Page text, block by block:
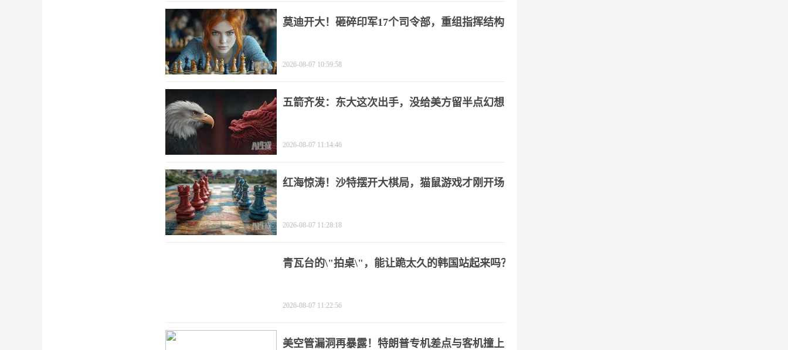
莫迪开大！砸碎印军17个司令部，重组指挥结构
2026-08-07 10:59:58
五箭齐发：东大这次出手，没给美方留半点幻想
2026-08-07 11:14:46
红海惊涛！沙特摆开大棋局，猫鼠游戏才刚开场
2026-08-07 11:28:18
青瓦台的\"拍桌\"，能让跪太久的韩国站起来吗？
2026-08-07 11:22:56
美空管漏洞再暴露！特朗普专机差点与客机撞上